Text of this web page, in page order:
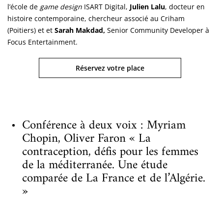
l’école de game design ISART Digital, Julien Lalu, docteur en
histoire contemporaine, chercheur associé au Criham
(Poitiers) et et Sarah Makdad, Senior Community Developer à
Focus Entertainment.
Réservez votre place
Conférence à deux voix : Myriam
Chopin, Oliver Faron « La
contraception, défis pour les femmes
de la méditerranée. Une étude
comparée de La France et de l’Algérie.
»